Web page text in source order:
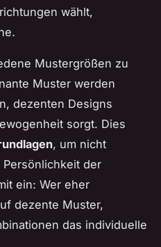
wählt,
Mustergrößen zu
Muster werden
dezenten Designs
sorgt. Dies
, um nicht
der
ein: Wer eher
dezente Muster,
das individuelle